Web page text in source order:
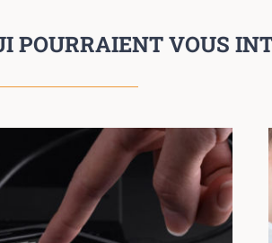
POURRAIENT VOUS